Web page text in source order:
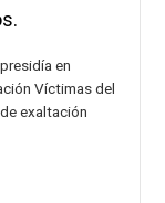
en
Víctimas del
exaltación